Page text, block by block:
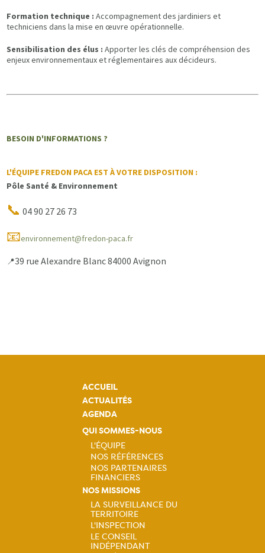
Formation technique : Accompagnement des jardiniers et
techniciens dans la mise en œuvre opérationnelle.
Sensibilisation des élus : Apporter les clés de compréhension des
enjeux environnementaux et réglementaires aux décideurs.
BESOIN D'INFORMATIONS ?
L'ÉQUIPE FREDON PACA EST À VOTRE DISPOSITION :
Pôle Santé & Environnement
📞 04 90 27 26 73
📧environnement@fredon-paca.fr
📍39 rue Alexandre Blanc 84000 Avignon
ACCUEIL
ACTUALITÉS
AGENDA
QUI SOMMES-NOUS
Navigation
principale
L'ÉQUIPE
NOS RÉFÉRENCES
NOS PARTENAIRES
FINANCIERS
NOS MISSIONS
Navigation
LA SURVEILLANCE DU
TERRITOIRE
L'INSPECTION
LE CONSEIL
INDÉPENDANT